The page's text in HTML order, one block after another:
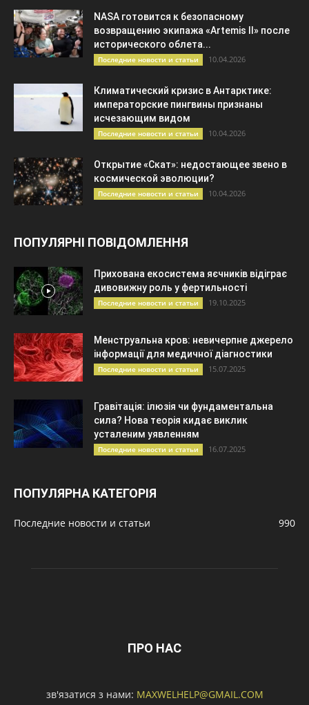
NASA готовится к безопасному
возвращению экипажа «Artemis II» после
исторического облета...
Последние новости и статьи 10.04.2026
Климатический кризис в Антарктике:
императорские пингвины признаны
исчезающим видом
Последние новости и статьи 10.04.2026
Открытие «Скат»: недостающее звено в
космической эволюции?
Последние новости и статьи 10.04.2026
ПОПУЛЯРНІ ПОВІДОМЛЕННЯ
Прихована екосистема яєчників відіграє
дивовижну роль у фертильності
Последние новости и статьи 19.10.2025
Менструальна кров: невичерпне джерело
інформації для медичної діагностики
Последние новости и статьи 15.07.2025
Гравітація: ілюзія чи фундаментальна
сила? Нова теорія кидає виклик
усталеним уявленням
Последние новости и статьи 16.07.2025
ПОПУЛЯРНА КАТЕГОРІЯ
Последние новости и статьи 990
ПРО НАС
зв'язатися з нами: MAXWELHELP@GMAIL.COM